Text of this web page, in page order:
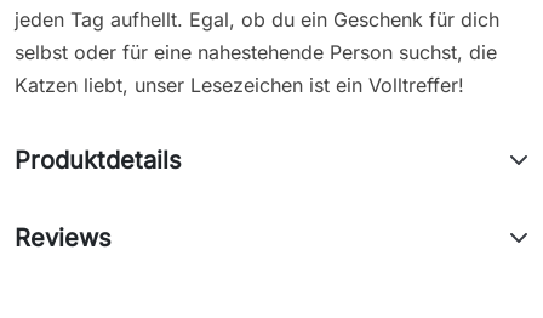
jeden Tag aufhellt. Egal, ob du ein Geschenk für dich
selbst oder für eine nahestehende Person suchst, die
Katzen liebt, unser Lesezeichen ist ein Volltreffer!
Produktdetails
Reviews